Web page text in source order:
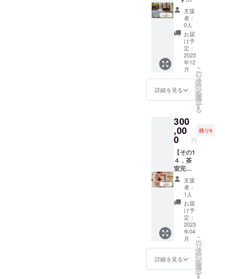
教室を
開校し
ている
日をご
案内し
ており
ます。
開校日
に手ぶ
らで気
軽に、
お好き
て下さ
い。 前
日まで
にご連
絡下
さった
場合
は、季
節の主
菓子を
必ずご
用意さ
せて頂
きま
す。 フ
ラッと
立ち
寄って
ご利用
限：2週
間 主な
原材
料：砂
糖、
卵、小
麦粉、
小豆、
りん
ご、抹
茶、植
物油
脂、寒
レハ
ロース
※いずれ
も高温
多湿を
避け常
温で保
存して
下さ
い。 送
付が可
能なお
菓子で
お薦め
の商品
をお届
けした
いと考
えてお
りま
DMにて
予約
※クラウ
ドファ
ンディ
ングか
らのご
利用と
メッ
セージ
にお書
き添え
下さ
【キャ
ンセ
ル・日
程変更
期
間】
利用日
の２日
前まで
キャン
セル可
【キャ
ンセル
料】
前日、
当日の
キャン
セル・
日程変
更の場
柄は、
ご縁と
円頓寺
の縁・
円を
テーマ
にした
絞りで
作成し
ます。
飾って
いる布
れませ
ん。
C「有松
絞り藍
染めス
カー
フ」 竹
繊維か
らでき
た素材
を絞
り、藍
染めし
たス
カー
フ。竹
布はし
で抗菌
作用も
kawabu
n/ 「賀
城園」
さん
https://
www.ga
jouen.c
o.jp/ を
予定し
ご参加
がどう
場合
は、お
友達な
どに権
利を
譲って
下さっ
ても構
いませ
ん。
【キャ
ンセ
ル・日
程変更
の５日
前まで
ご利用
下さっ
た場合
は、美
味しい
御干菓
子にな
る場合
がござ
いま
了承下
さい。
る方】
ご本人
のみご
利用頂
けま
す。 ※
交通費
はご自
身でご
負担く
ださ
い。
【有効
期限】
2023年
内有効
このく
らいの
ん。 初
めての
方にも
分かり
やす
く、
芸・舞
妓さん
につい
ての説
明や、
もしっ
かりお
伝えし
一緒に
写真撮
影も記
念にな
ると思
いま
す。
【ご予
約方
法】
お申込
みの
後、
メール
字にて
記載さ
せてい
ただき
ます。
お名前
を書き
入れた
あとの
写真と
感謝の
りをお
送りい
たしま
す。 ＊
一部箇
所：教
室の壁
面、ま
たは水
屋部分
など ※
支援
時、必
ず備考
欄にご
希望の
お名前
をロー
standin
gpine.jp
/artists/
9
ファー
スト
ネー
ム、店
名、企
業名な
どを
ローマ
せてい
ただき
ます。
お名前
を書き
入れた
あとの
写真と
感謝の
気持ち
を込め
たお便
りをお
送りい
たしま
す。 ＊
現在、
教室の
襖絵と
家の作
品をお
渡しし
たいと
考えて
おりま
す。
（伊藤
公洋さ
ん、小
野譲さ
ん、加
中村道
年さ
ん、寺
田鉄平
さん、
山口真
人さ
ん、山
田晋一
朗さん
の中か
らご選
択な
さって
くださ
い）
G20の
時は、
愛知県
い畳」
の研究
家 山
田憲司
さんに
よる畳
替え 8
畳】 そ
ろそろ
畳替え
した
い！と
へのご
提案で
す。 真
新しい
畳のい
草の香
り、美
しい緑
色の和
室にこ
のタイ
ミング
でリ
ニュー
アルし
ません
か？ 今
回作成
する茶
支援
者：
0人
お届
け予
定：
2023
年12
月
詳細を見る
こ
の
リ
タ
ー
ン
を
選
択
す
る
300
,00
0 円
残り9
【その1
４．茶
室完成
披露＋
茶道教
室10年
無料
（通常
より2年
分お
得！）
】 茶室
が完成
して、
茶道の
支援
者：
1人
お届
け予
定：
2023
年04
月
詳細を見る
こ
の
リ
タ
ー
ン
を
選
択
す